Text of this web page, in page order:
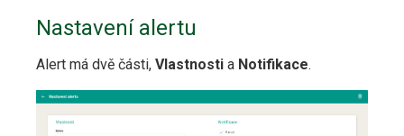
Nastavení alertu
Alert má dvě části, Vlastnosti a Notifikace.